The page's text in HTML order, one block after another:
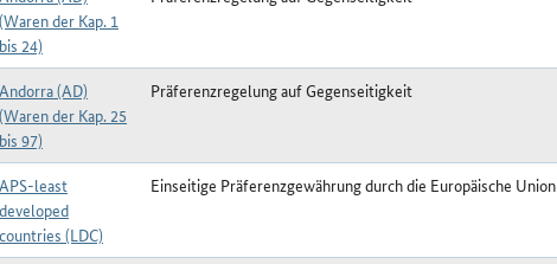
(Waren der Kap. 1
bis 24)
Andorra (AD)
(Waren der Kap. 25
bis 97)
Präferenzregelung auf Gegenseitigkeit
APS-least
developed
countries (LDC)
Einseitige Präferenzgewährung durch die Europäische Union